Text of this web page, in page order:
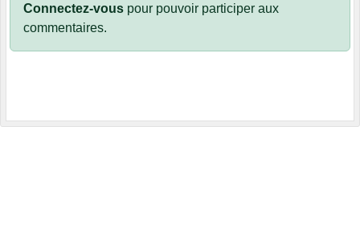
Connectez-vous pour pouvoir participer aux
commentaires.